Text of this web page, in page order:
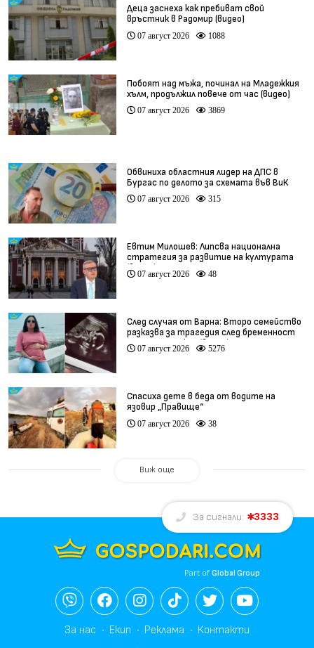
Деца заснеха как пребиват свой
връстник в Радомир (видео)
07 август 2026 1088
Побоят над мъжа, починал на Младежкия
хълм, продължил повече от час (видео)
07 август 2026 3869
Обвиниха областния лидер на ДПС в
Бургас по делото за схемата във ВиК
07 август 2026 315
Евтим Милошев: Липсва национална
стратегия за развитие на културата
(видео)
07 август 2026 48
След случая от Варна: Второ семейство
разказва за трагедия след бременност
при същия лекар (видео)
07 август 2026 5276
Спасиха дете в беда от водите на
язовир „Правище“
07 август 2026 38
Виж още
За сигнали: 3333
Part ofGlobal Group
За нас Екип Реклама Контакти